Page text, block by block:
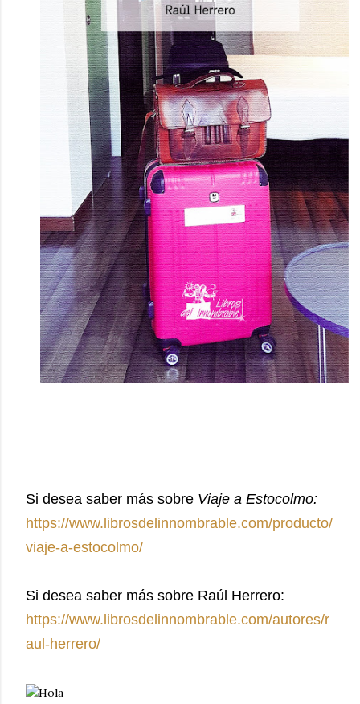
Si desea saber más sobre Viaje a Estocolmo:
https://www.librosdelinnombrable.com/producto/
viaje-a-estocolmo/
Si desea saber más sobre Raúl Herrero:
https://www.librosdelinnombrable.com/autores/r
aul-herrero/